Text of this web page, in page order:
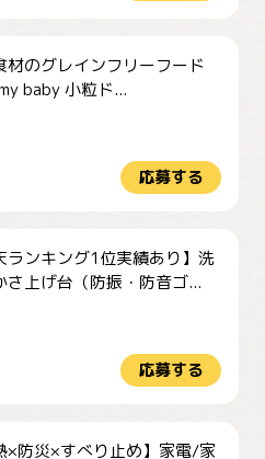
材のグレインフリーフード
my baby 小粒ド...
応募する
ランキング1位実績あり】洗
さ上げ台（防振・防音ゴ...
応募する
×防災×すべり止め】家電/家